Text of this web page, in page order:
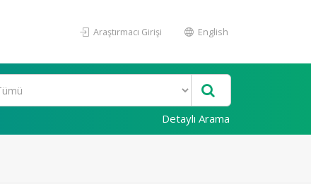
Araştırmacı Girişi English
Detaylı Arama